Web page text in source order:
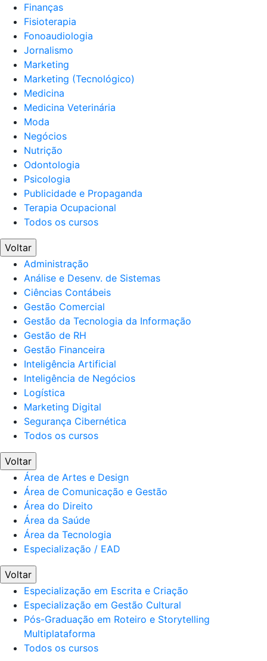
Finanças
Fisioterapia
Fonoaudiologia
Jornalismo
Marketing
Marketing (Tecnológico)
Medicina
Medicina Veterinária
Moda
Negócios
Nutrição
Odontologia
Psicologia
Publicidade e Propaganda
Terapia Ocupacional
Todos os cursos
Voltar
Administração
Análise e Desenv. de Sistemas
Ciências Contábeis
Gestão Comercial
Gestão da Tecnologia da Informação
Gestão de RH
Gestão Financeira
Inteligência Artificial
Inteligência de Negócios
Logística
Marketing Digital
Segurança Cibernética
Todos os cursos
Voltar
Área de Artes e Design
Área de Comunicação e Gestão
Área do Direito
Área da Saúde
Área da Tecnologia
Especialização / EAD
Voltar
Especialização em Escrita e Criação
Especialização em Gestão Cultural
Pós-Graduação em Roteiro e Storytelling
Multiplataforma
Todos os cursos